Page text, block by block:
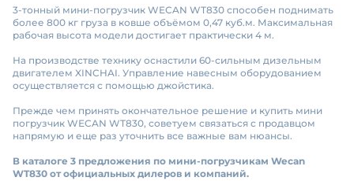
3-тонный мини-погрузчик WECAN WT830 способен поднимать
более 800 кг груза в ковше объёмом 0,47 куб.м. Максимальная
рабочая высота модели достигает практически 4 м.
На производстве технику оснастили 60-сильным дизельным
двигателем XINCHAI. Управление навесным оборудованием
осуществляется с помощью джойстика.
Прежде чем принять окончательное решение и купить мини
погрузчик WECAN WT830, советуем связаться с продавцом
напрямую и еще раз уточнить все важные вам нюансы.
В каталоге 3 предложения по мини-погрузчикам Wecan
WT830 от официальных дилеров и компаний.